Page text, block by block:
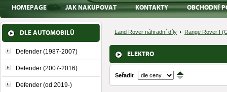
HOMEPAGE JAK NAKUPOVAT KONTAKTY OBCHODNÍ
DLE AUTOMOBILŮ
Defender (1987-2007)
Defender (2007-2016)
Defender (od 2019-)
Land Rover náhradní díly Range Rover I
ELEKTRO
Seřadit ↑
↓